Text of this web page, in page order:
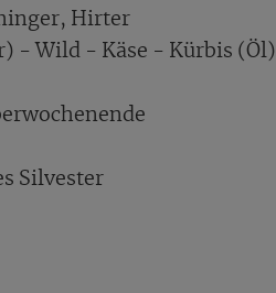
Hirter
- Wild - Käse - Kürbis (Öl)
Silvester